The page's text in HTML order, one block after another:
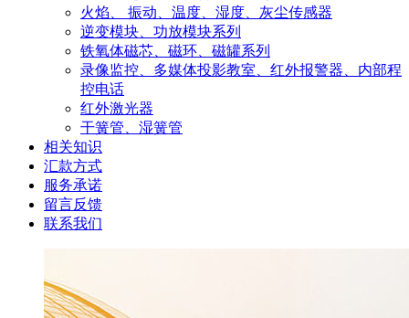
火焰、 振动、温度、湿度、灰尘传感器
逆变模块、功放模块系列
铁氧体磁芯、磁环、磁罐系列
录像监控、多媒体投影教室、红外报警器、内部程
控电话
红外激光器
干簧管、湿簧管
相关知识
汇款方式
服务承诺
留言反馈
联系我们